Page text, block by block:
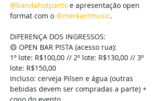
@bandahotpants e apresentação open
format com o @merkantmusic.
DIFERENÇA DOS INGRESSOS:
🟡 OPEN BAR PISTA (acesso rua):
1º lote: R$100,00 // 2º lote: R$130,00 // 3º
lote: R$150,00
Incluso: cerveja Pilsen e água (outras
bebidas devem ser compradas a parte) +